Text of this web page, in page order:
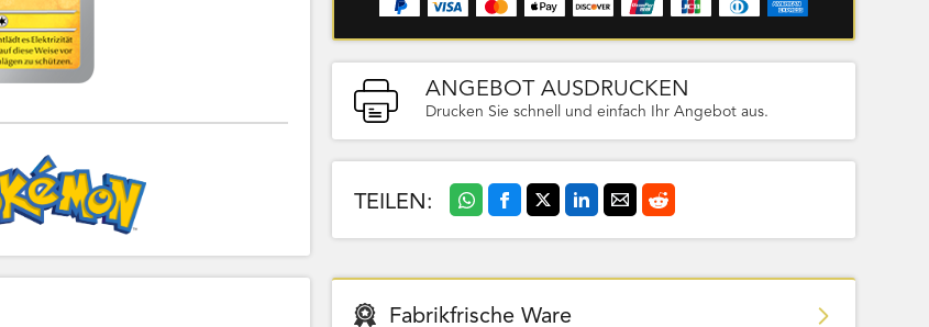
ANGEBOT AUSDRUCKEN
Drucken Sie schnell und einfach Ihr Angebot aus.
TEILEN:
Fabrikfrische Ware